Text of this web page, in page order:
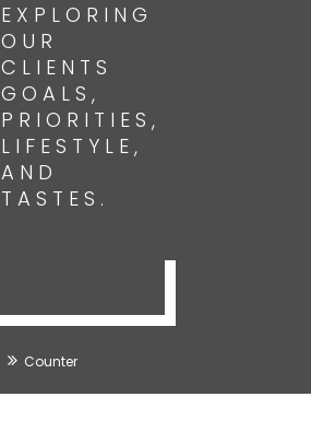
EXPLORING
OUR
CLIENTS
GOALS,
PRIORITIES,
LIFESTYLE,
AND
TASTES.
Counter